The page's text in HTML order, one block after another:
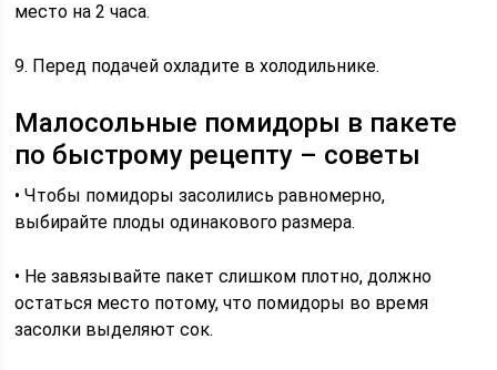
место на 2 часа.
9. Перед подачей охладите в холодильнике.
Малосольные помидоры в пакете
по быстрому рецепту – советы
• Чтобы помидоры засолились равномерно,
выбирайте плоды одинакового размера.
• Не завязывайте пакет слишком плотно, должно
остаться место потому, что помидоры во время
засолки выделяют сок.